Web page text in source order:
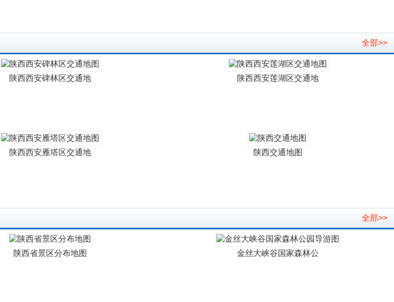
全部>>
陕西西安碑林区交通地 陕西西安莲湖区交通地
陕西西安雁塔区交通地 陕西交通地图
全部>>
陕西省景区分布地图 金丝大峡谷国家森林公